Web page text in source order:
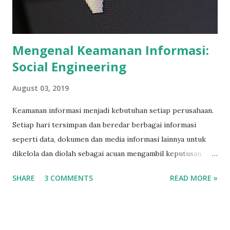
Mengenal Keamanan Informasi:
Social Engineering
August 03, 2019
Keamanan informasi menjadi kebutuhan setiap perusahaan.
Setiap hari tersimpan dan beredar berbagai informasi
seperti data, dokumen dan media informasi lainnya untuk
dikelola dan diolah sebagai acuan mengambil keputusan.
benar. Sebab itu informasi perlu dijaga dari kerahasiaan,
SHARE 3 COMMENTS READ MORE »